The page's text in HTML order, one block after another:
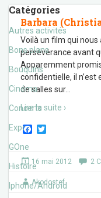
Catégories
Autres activités
Bons plans
Bouquins
Cinéma
Concerts
Expos
GOne
Histoire
Iphone/Androïd
Barbara
Voilà un film qui
persévérance avant
Apparemment
confidentielle, il
de salles sur…
Lire la suite ›
F
e
b
o
t
r
16 mai 2012 2
Akodostef